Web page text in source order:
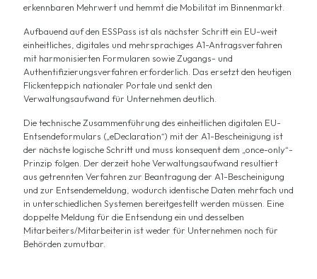
erkennbaren Mehrwert und hemmt die Mobilität im Binnenmarkt.
Aufbauend auf den ESSPass ist als nächster Schritt ein EU-weit
einheitliches, digitales und mehrsprachiges A1-Antragsverfahren
mit harmonisierten Formularen sowie Zugangs- und
Authentifizierungsverfahren erforderlich. Das ersetzt den heutigen
Flickenteppich nationaler Portale und senkt den
Verwaltungsaufwand für Unternehmen deutlich.
Die technische Zusammenführung des einheitlichen digitalen EU-
Entsendeformulars („eDeclaration“) mit der A1-Bescheinigung ist
der nächste logische Schritt und muss konsequent dem „once-only“-
Prinzip folgen. Der derzeit hohe Verwaltungsaufwand resultiert
aus getrennten Verfahren zur Beantragung der A1-Bescheinigung
und zur Entsendemeldung, wodurch identische Daten mehrfach und
in unterschiedlichen Systemen bereitgestellt werden müssen. Eine
doppelte Meldung für die Entsendung ein und desselben
Mitarbeiters/Mitarbeiterin ist weder für Unternehmen noch für
Behörden zumutbar.